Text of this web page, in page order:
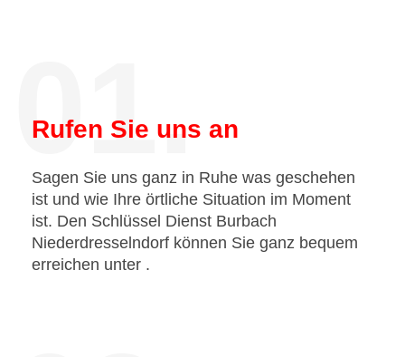
01.
Rufen Sie uns an
Sagen Sie uns ganz in Ruhe was geschehen
ist und wie Ihre örtliche Situation im Moment
ist. Den Schlüssel Dienst Burbach
Niederdresselndorf können Sie ganz bequem
erreichen unter .